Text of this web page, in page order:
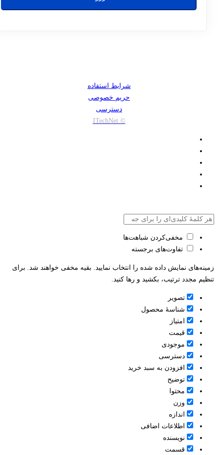
شرایط استفاده
حریم خصوصی
دسترسی
مخفی‌کردن شباهت‌ها
تفاوت‌های برجسته
نمایش داده شده را انتخاب نمایید. بقیه مخفی خواهند شد. برای
مجدد ترتیب، بکشید و رها کنید.
تصویر
شناسۀ محصول
امتیاز
قيمت
موجودی
دسترسی
افزودن به سبد خرید
توضیح
محتوا
وزن
اندازه
اطلاعات اضافی
نویسنده
قسمت